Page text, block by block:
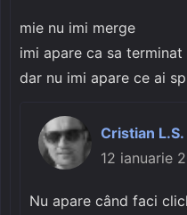
mie nu imi merge
imi apare ca sa
dar nu imi apare ce ai
Cristian L.S.
12 ianuarie
Nu apare când faci